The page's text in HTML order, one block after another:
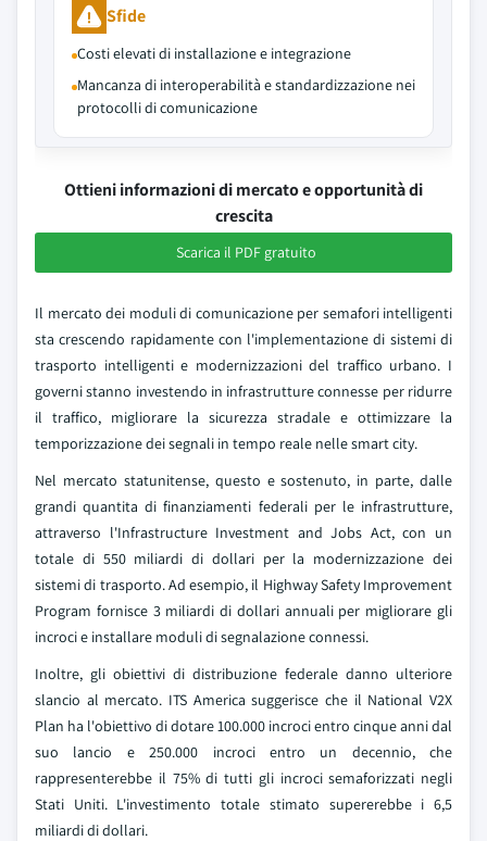
Sfide
Costi elevati di installazione e integrazione
Mancanza di interoperabilità e standardizzazione nei
protocolli di comunicazione
Ottieni informazioni di mercato e opportunità di
crescita
Scarica il PDF gratuito
Il mercato dei moduli di comunicazione per semafori intelligenti
sta crescendo rapidamente con l'implementazione di sistemi di
trasporto intelligenti e modernizzazioni del traffico urbano. I
governi stanno investendo in infrastrutture connesse per ridurre
il traffico, migliorare la sicurezza stradale e ottimizzare la
temporizzazione dei segnali in tempo reale nelle smart city.
Nel mercato statunitense, questo e sostenuto, in parte, dalle
grandi quantita di finanziamenti federali per le infrastrutture,
attraverso l'Infrastructure Investment and Jobs Act, con un
totale di 550 miliardi di dollari per la modernizzazione dei
sistemi di trasporto. Ad esempio, il Highway Safety Improvement
Program fornisce 3 miliardi di dollari annuali per migliorare gli
incroci e installare moduli di segnalazione connessi.
Inoltre, gli obiettivi di distribuzione federale danno ulteriore
slancio al mercato. ITS America suggerisce che il National V2X
Plan ha l'obiettivo di dotare 100.000 incroci entro cinque anni dal
suo lancio e 250.000 incroci entro un decennio, che
rappresenterebbe il 75% di tutti gli incroci semaforizzati negli
Stati Uniti. L'investimento totale stimato supererebbe i 6,5
miliardi di dollari.